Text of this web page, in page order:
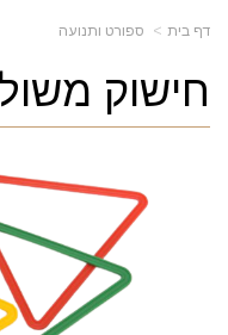
דף בית ספורט ותנועה
חישוק משולש 34